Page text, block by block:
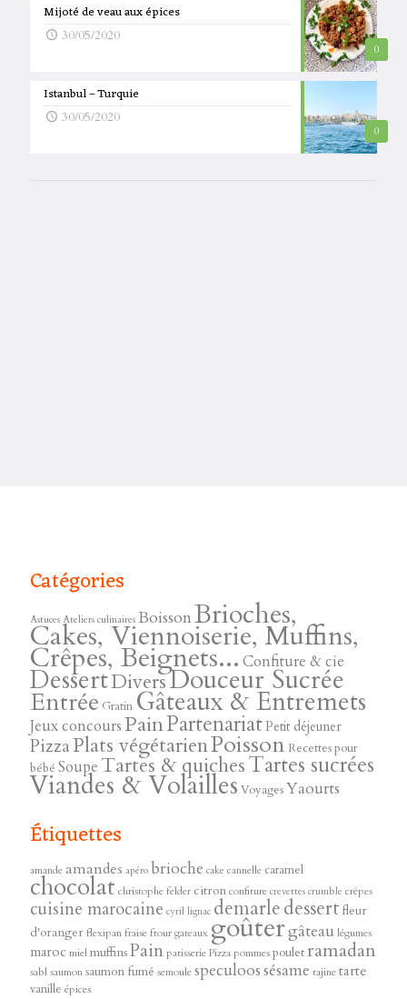
0
Mijoté de veau aux épices
30/05/2020
0
Istanbul – Turquie
30/05/2020
Catégories
Astuces Ateliers culinaires BoissonBrioches,
Cakes, Viennoiserie, Muffins,
Crêpes, Beignets... Confiture & cie
DessertDiversDouceur Sucrée
Entrée Gratin Gâteaux & Entremets
Jeux concoursPainPartenariatPetit déjeuner
PizzaPlats végétarienPoisson Recettes pour
bébé SoupeTartes & quichesTartes sucrées
Viandes & Volailles VoyagesYaourts
Étiquettes
amandeamandes apéro brioche cake cannelle caramel
chocolat christophe felder citronconfiture crevettes crumble crêpes
cuisine marocaine cyril lignac demarledessert fleur
d'orangerflexipanfraiseftourgateaux goûtergâteaulégumes
maroc mielmuffinsPainpatisseriePizzapommespouletramadan
sablsaumonsaumon fumé semoulespeculoossésame tajinetarte
vanille épices